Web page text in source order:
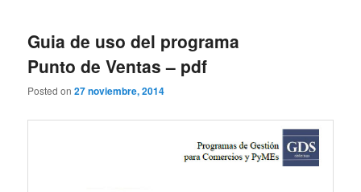
Guia de uso del programa
Punto de Ventas – pdf
Posted on27 noviembre, 2014